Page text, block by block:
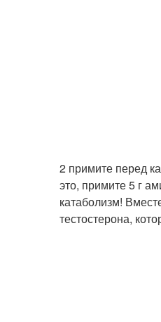
2 примите перед
это, примите 5 г
катаболизм!
тестостерона,